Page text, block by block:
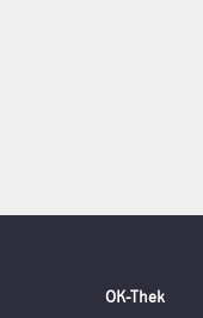
OK-Thek